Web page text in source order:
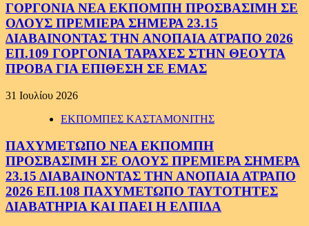
ΓΟΡΓΟΝΙΑ ΝΕΑ ΕΚΠΟΜΠΗ ΠΡΟΣΒΑΣΙΜΗ ΣΕ
ΟΛΟΥΣ ΠΡΕΜΙΕΡΑ ΣΗΜΕΡΑ 23.15
ΔΙΑΒΑΙΝΟΝΤΑΣ ΤΗΝ ΑΝΟΠΑΙΑ ΑΤΡΑΠΟ 2026
ΕΠ.109 ΓΟΡΓΟΝΙΑ ΤΑΡΑΧΕΣ ΣΤΗΝ ΘΕΟΥΤΑ
ΠΡΟΒΑ ΓΙΑ ΕΠΙΘΕΣΗ ΣΕ ΕΜΑΣ
31 Ιουλίου 2026
ΕΚΠΟΜΠΕΣ ΚΑΣΤΑΜΟΝΙΤΗΣ
ΠΑΧΥΜΕΤΩΠΟ ΝΕΑ ΕΚΠΟΜΠΗ
ΠΡΟΣΒΑΣΙΜΗ ΣΕ ΟΛΟΥΣ ΠΡΕΜΙΕΡΑ ΣΗΜΕΡΑ
23.15 ΔΙΑΒΑΙΝΟΝΤΑΣ ΤΗΝ ΑΝΟΠΑΙΑ ΑΤΡΑΠΟ
2026 ΕΠ.108 ΠΑΧΥΜΕΤΩΠΟ ΤΑΥΤΟΤΗΤΕΣ
ΔΙΑΒΑΤΗΡΙΑ ΚΑΙ ΠΑΕΙ Η ΕΛΠΙΔΑ